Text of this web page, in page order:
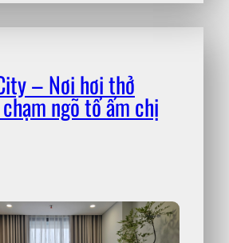
– Nơi hơi thở
ngõ tổ ấm chị